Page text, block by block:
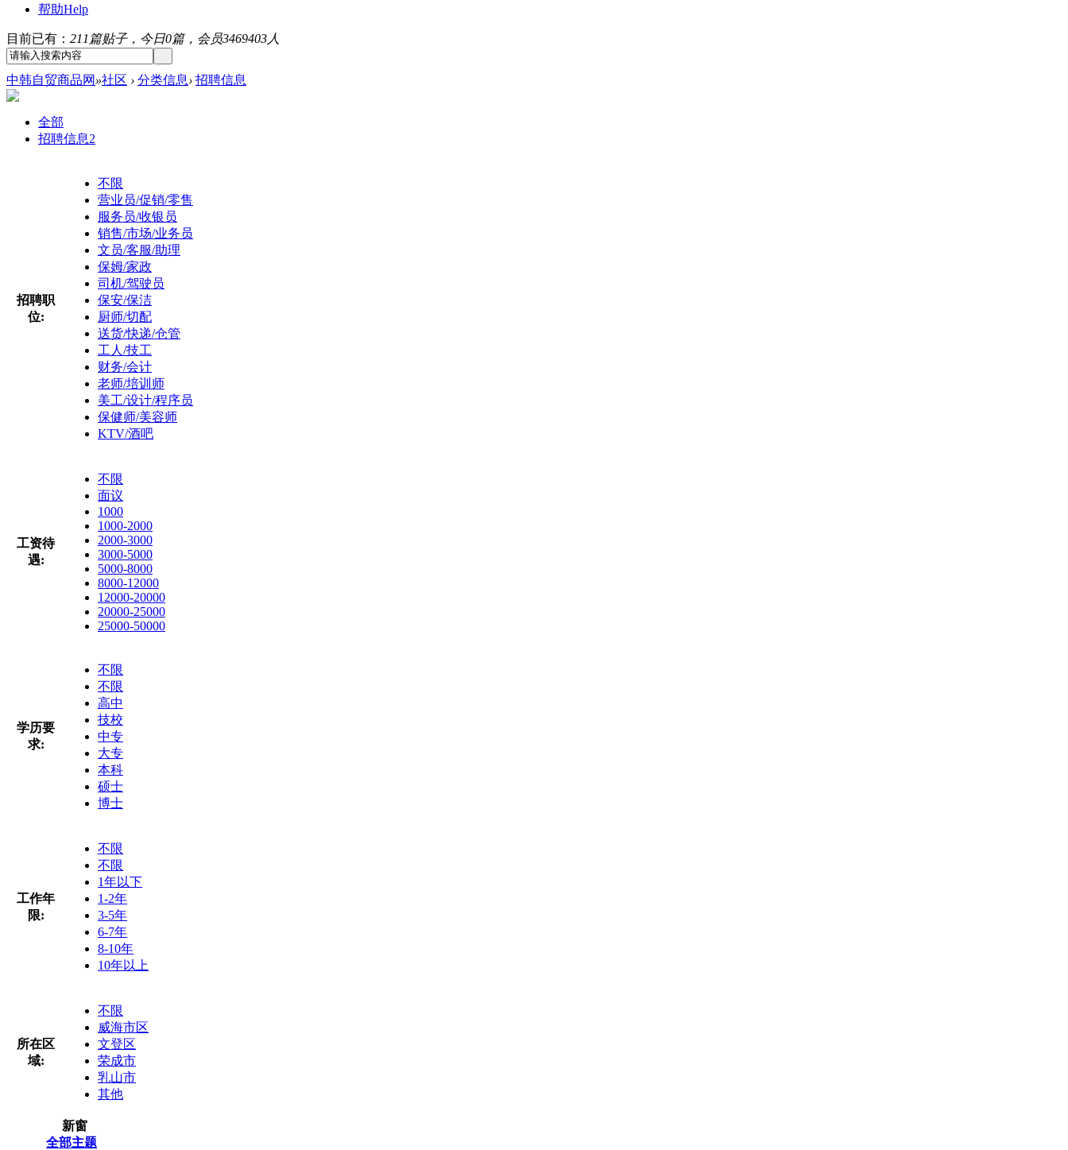
帮助Help
目前已有： 211篇贴子，今日0篇，会员3469403人
中韩自贸商品网 »社区 › 分类信息› 招聘信息
全部
招聘信息2
招聘职
位:
不限
营业员/促销/零售
服务员/收银员
销售/市场/业务员
文员/客服/助理
保姆/家政
司机/驾驶员
保安/保洁
厨师/切配
送货/快递/仓管
工人/技工
财务/会计
老师/培训师
美工/设计/程序员
保健师/美容师
KTV/酒吧
工资待
遇:
不限
面议
1000
1000-2000
2000-3000
3000-5000
5000-8000
8000-12000
12000-20000
20000-25000
25000-50000
学历要
求:
不限
不限
高中
技校
中专
大专
本科
硕士
博士
工作年
限:
不限
不限
1年以下
1-2年
3-5年
6-7年
8-10年
10年以上
所在区
域:
不限
威海市区
文登区
荣成市
乳山市
其他
新窗
全部主题